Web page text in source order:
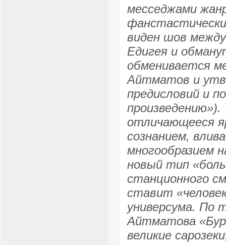
месседжами
виден шов
Едигея и
обменивается
Айтматов и
предисловий и
отличающееся
сознанием,
многообразием
новый тип
станционного
ставит
универсума. По
Айтматова
великие